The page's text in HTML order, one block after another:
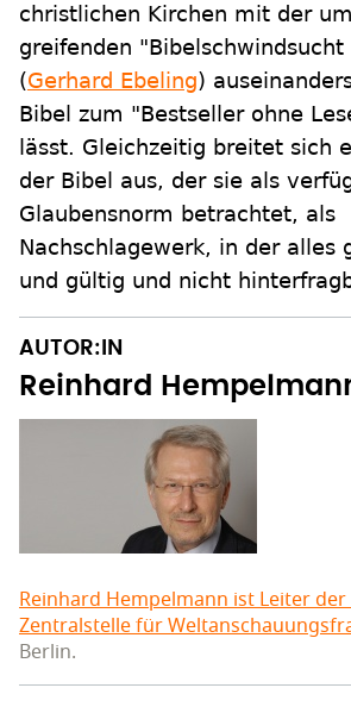
christlichen Kirchen mit der
greifenden
(Gerhard Ebeling)
Bibel zum "Bestseller ohne
lässt. Gleichzeitig breitet sich
der Bibel aus, der sie als
Glaubensnorm betrachtet, als
Nachschlagewerk, in der alles
und gültig und nicht
AUTOR:IN
Reinhard
Reinhard Hempelmann ist Leiter der
Zentralstelle für
Berlin.